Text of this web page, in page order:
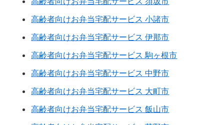
高齢者向けお弁当宅配サービス 小諸市
高齢者向けお弁当宅配サービス 伊那市
高齢者向けお弁当宅配サービス 駒ヶ根市
高齢者向けお弁当宅配サービス 中野市
高齢者向けお弁当宅配サービス 大町市
高齢者向けお弁当宅配サービス 飯山市